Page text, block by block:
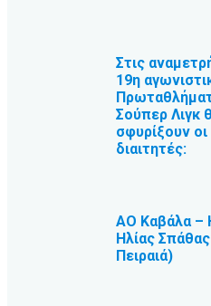
Στις
19η
Σούπερ Λιγκ
σφυρίξουν
διαιτητές:
ΑΟ Καβάλα –
Ηλίας
Πειραιά)